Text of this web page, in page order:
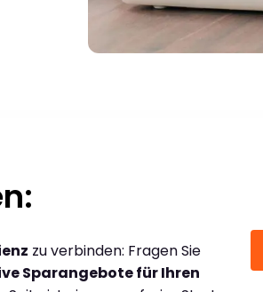
zu verbinden: Fragen Sie
Sparangebote für Ihren